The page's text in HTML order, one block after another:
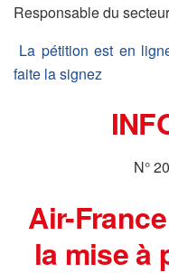
Responsable du
La pétition est en
faite la signez
N°
Air-
la mise à